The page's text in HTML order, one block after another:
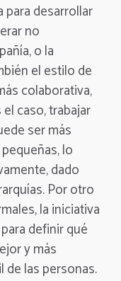
para desarrollar
no
o la
el estilo de
colaborativa,
caso, trabajar
ser más
lo
dado
Por otro
la iniciativa
definir qué
y más
las personas.